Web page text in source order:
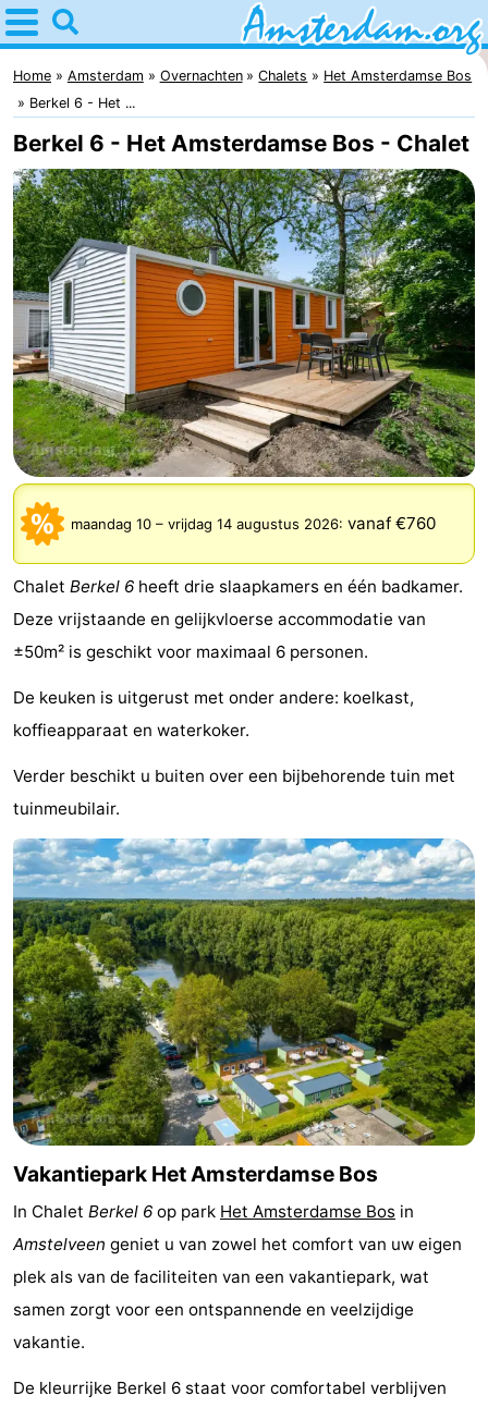
Home
Amsterdam
Reisplan
Voor
kinderen
Voor
jongeren
Gratis
Overnachten
Appartementen
Bed
(&
breakfasts)
Campings
Hotels
Vakantiehuizen
-
Het
Amsterdamse
-
Spaarnwoude
Last
Attracties
Zien
&
doen
Bezienswaardigheden
-
Musea
-
Monumenten
-
Kerken
-
Uitkijkpunten
Attracties
-
Rondvaarten
-
Experiences
&
Steden
Rondleidingen
Sporten
Home Amsterdam Overnachten Chalets
Het Amsterdamse Bos
Berkel 6 - Het ...
Berkel 6 - Het Amsterdamse Bos - Chalet
maandag 10 – vrijdag 14 augustus 2026: vanaf €760
Chalet Berkel 6 heeft drie slaapkamers en één badkamer.
Deze vrijstaande en gelijkvloerse accommodatie van
±50m² is geschikt voor maximaal 6 personen.
De keuken is uitgerust met onder andere: koelkast,
koffieapparaat en waterkoker.
Verder beschikt u buiten over een bijbehorende tuin met
tuinmeubilair.
Vakantiepark Het Amsterdamse Bos
In Chalet Berkel 6 op park Het Amsterdamse Bos in
Amstelveen geniet u van zowel het comfort van uw eigen
plek als van de faciliteiten van een vakantiepark, wat
samen zorgt voor een ontspannende en veelzijdige
vakantie.
De kleurrijke Berkel 6 staat voor comfortabel verblijven